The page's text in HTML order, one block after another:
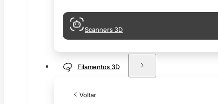
Scanners 3D
Filamentos 3D
Voltar